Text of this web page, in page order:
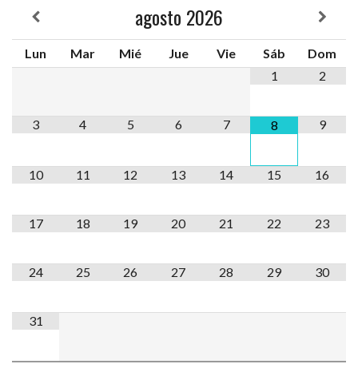
agosto 2026
Lun Mar Mié Jue Vie Sáb
Dom
1
2
3 4 5 6 7 8 9
10 11 12 13 14 15 16
17 18 19 20 21 22 23
24 25 26 27 28 29 30
31